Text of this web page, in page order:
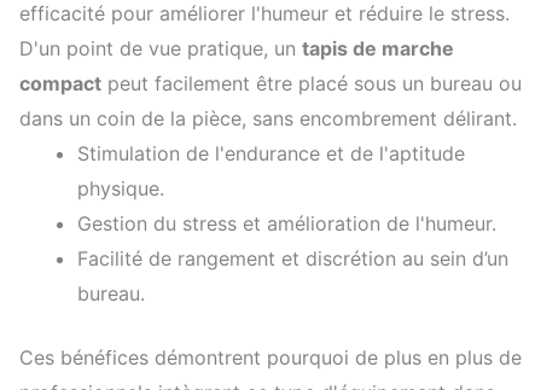
efficacité pour améliorer l'humeur et réduire le stress.
D'un point de vue pratique, un tapis de marche
compact peut facilement être placé sous un bureau ou
dans un coin de la pièce, sans encombrement délirant.
Stimulation de l'endurance et de l'aptitude
physique.
Gestion du stress et amélioration de l'humeur.
Facilité de rangement et discrétion au sein d’un
bureau.
Ces bénéfices démontrent pourquoi de plus en plus de